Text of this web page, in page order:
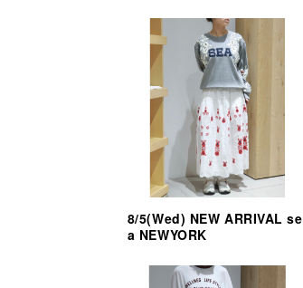
8/5(Wed) NEW ARRIVAL se
a NEWYORK